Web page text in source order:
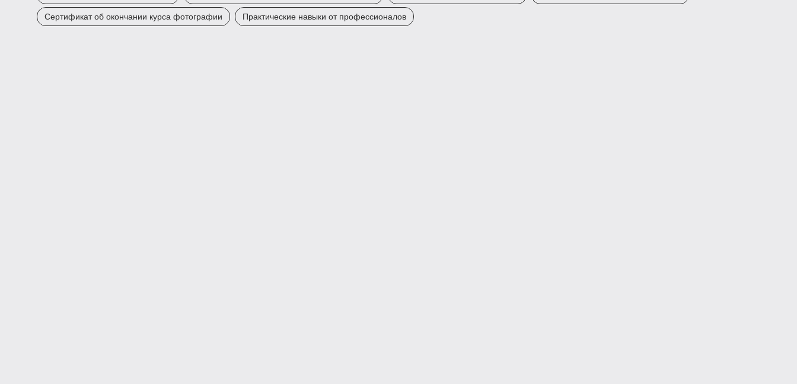
Сертификат об окончании курса фотографии Практические навыки от профессионалов